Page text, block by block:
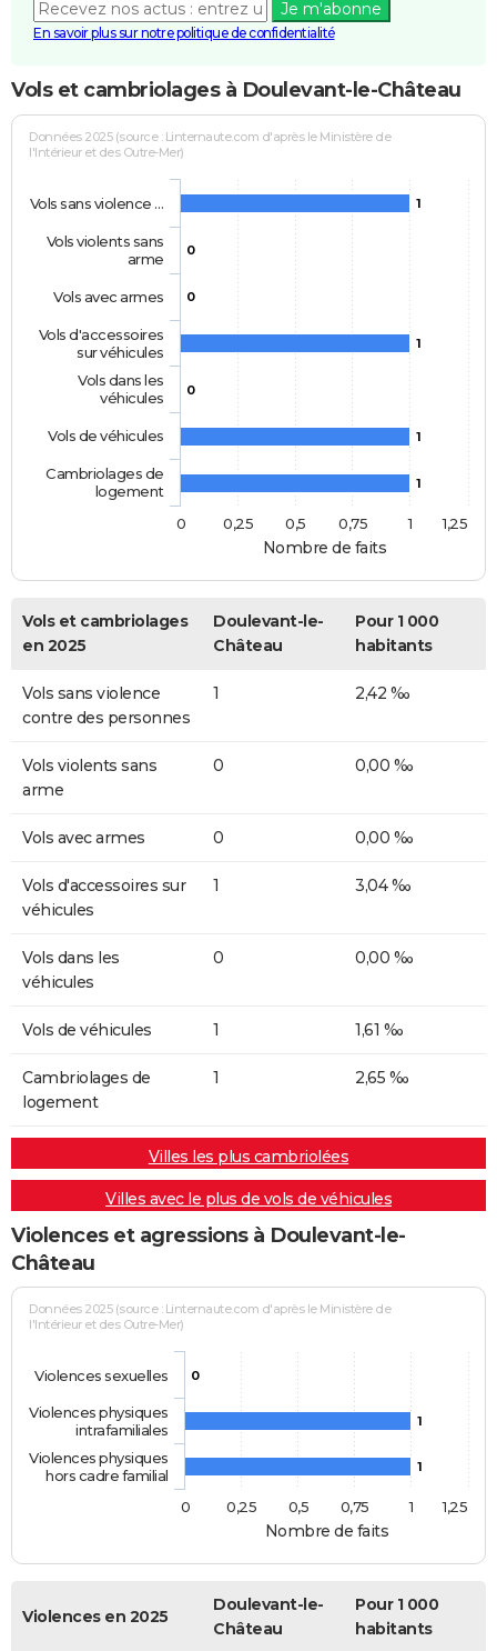
Je m'abonne
En savoir plus sur notre politique de confidentialité
Vols et cambriolages à Doulevant-le-Château
Nombre de faits
Données 2025 (source : Linternaute.com d'après le Ministère de
l'Intérieur et des Outre-Mer)
1
0
0
1
0
1
1
Vols sans violence …
Vols violents sans
arme
Vols avec armes
Vols d'accessoires
sur véhicules
Vols dans les
véhicules
Vols de véhicules
Cambriolages de
logement
0
1
0,25 0,5 0,75 1,25
Vols et cambriolages
en 2025
Doulevant-le-
Château
Pour 1 000
habitants
Vols sans violence
contre des personnes
1 2,42 ‰
Vols violents sans
arme
0 0,00 ‰
Vols avec armes 0 0,00 ‰
Vols d'accessoires sur
véhicules
1 3,04 ‰
Vols dans les
véhicules
0 0,00 ‰
Vols de véhicules 1 1,61 ‰
Cambriolages de
logement
1 2,65 ‰
Villes les plus cambriolées
Villes avec le plus de vols de véhicules
Violences et agressions à Doulevant-le-
Château
Nombre de faits
Données 2025 (source : Linternaute.com d'après le Ministère de
l'Intérieur et des Outre-Mer)
0
1
1
Violences sexuelles
Violences physiques
intrafamiliales
Violences physiques
hors cadre familial
0
1
0,25 0,5 0,75 1,25
Violences en 2025
Doulevant-le-
Château
Pour 1 000
habitants